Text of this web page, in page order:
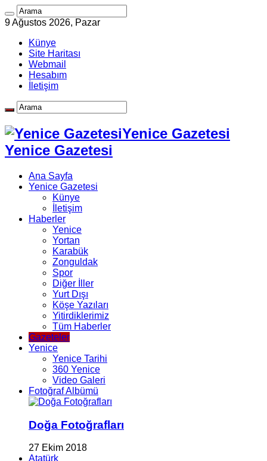
9 Ağustos 2026, Pazar
Künye
Site Haritası
Webmail
Hesabım
İletişim
Yenice Gazetesi
Yenice Gazetesi
Ana Sayfa
Yenice Gazetesi
Künye
İletişim
Haberler
Yenice
Yortan
Karabük
Zonguldak
Spor
Diğer İller
Yurt Dışı
Köşe Yazıları
Yitirdiklerimiz
Tüm Haberler
Gazeteler
Yenice
Yenice Tarihi
360 Yenice
Video Galeri
Fotoğraf Albümü
Doğa Fotoğrafları
27 Ekim 2018
Atatürk